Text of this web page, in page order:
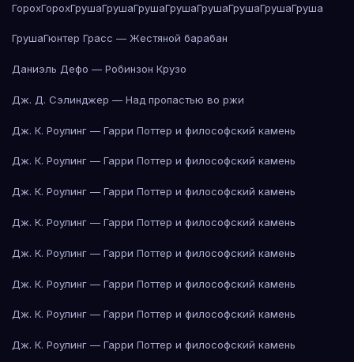
ГорохГорохГрушаГрушаГрушаГрушаГрушаГрушаГрушаГруша
ГрушаГюнтер Грасс — Жестяной барабан
Даниэль Дефо — Робинзон Крузо
Дж. Д. Сэлинджер — Над пропастью во ржи
Дж. К. Роулинг — Гарри Поттер и философский камень
Дж. К. Роулинг — Гарри Поттер и философский камень
Дж. К. Роулинг — Гарри Поттер и философский камень
Дж. К. Роулинг — Гарри Поттер и философский камень
Дж. К. Роулинг — Гарри Поттер и философский камень
Дж. К. Роулинг — Гарри Поттер и философский камень
Дж. К. Роулинг — Гарри Поттер и философский камень
Дж. К. Роулинг — Гарри Поттер и философский камень